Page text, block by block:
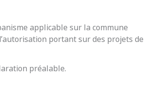
applicable sur la commune
portant sur des projets de
préalable.